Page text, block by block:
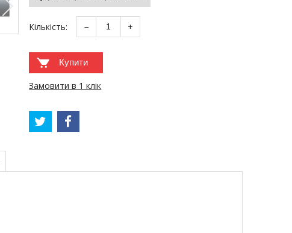
Кількість: − +
Купити
Замовити в 1 клік